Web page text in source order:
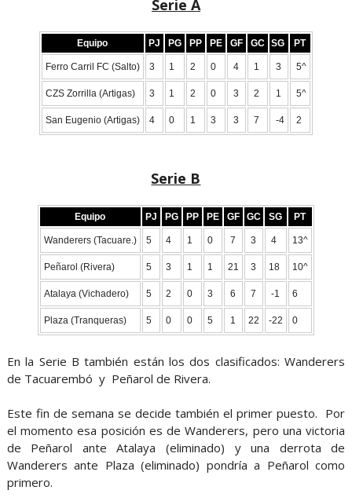
Serie A
Equipo PJ PG PP PE GF GC SG PT
Ferro Carril FC (Salto) 3 1 2 0 4 1 3 5^
CZS Zorrilla (Artigas) 3 1 2 0 3 2 1 5^
San Eugenio (Artigas) 4 0 1 3 3 7 -4 2
Serie B
Equipo PJ PG PP PE GF GC SG PT
Wanderers (Tacuare.) 5 4 1 0 7 3 4 13^
Peñarol (Rivera) 5 3 1 1 21 3 18 10^
Atalaya (Vichadero) 5 2 0 3 6 7 -1 6
Plaza (Tranqueras) 5 0 0 5 1 22 -22 0
En la Serie B también están los dos clasificados: Wanderers
de Tacuarembó y Peñarol de Rivera.
Este fin de semana se decide también el primer puesto. Por
el momento esa posición es de Wanderers, pero una victoria
de Peñarol ante Atalaya (eliminado) y una derrota de
Wanderers ante Plaza (eliminado) pondría a Peñarol como
primero.